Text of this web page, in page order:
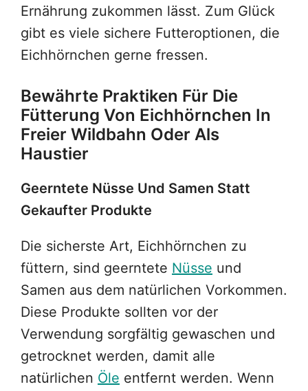
Ernährung zukommen lässt. Zum Glück
gibt es viele sichere Futteroptionen, die
Eichhörnchen gerne fressen.
Bewährte Praktiken Für Die
Fütterung Von Eichhörnchen In
Freier Wildbahn Oder Als
Haustier
Geerntete Nüsse Und Samen Statt
Gekaufter Produkte
Die sicherste Art, Eichhörnchen zu
füttern, sind geerntete Nüsse und
Samen aus dem natürlichen Vorkommen.
Diese Produkte sollten vor der
Verwendung sorgfältig gewaschen und
getrocknet werden, damit alle
natürlichen Öle entfernt werden. Wenn